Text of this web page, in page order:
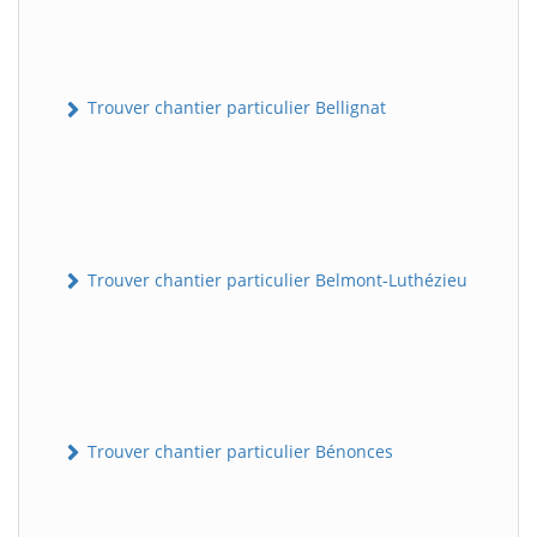
Trouver chantier particulier Bellignat
Trouver chantier particulier Belmont-Luthézieu
Trouver chantier particulier Bénonces